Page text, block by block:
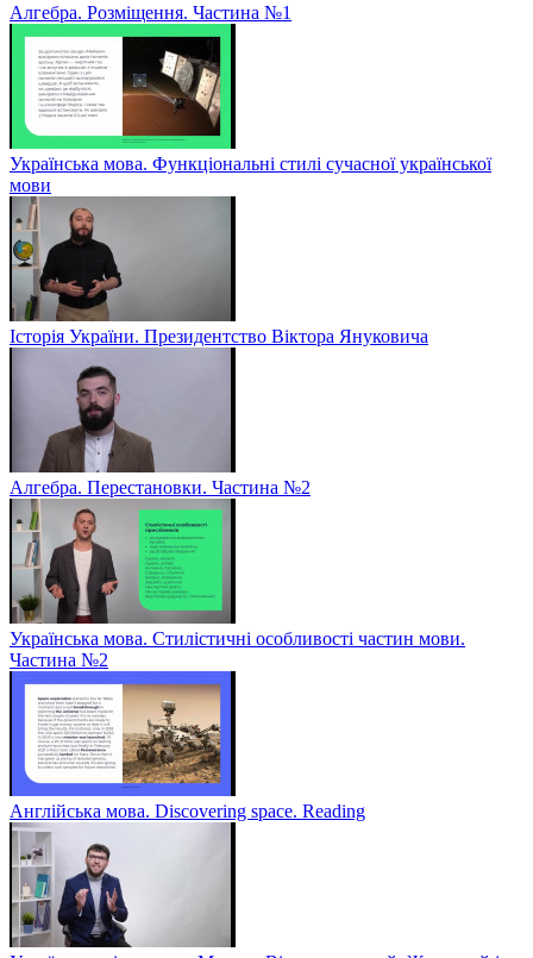
Алгебра. Розміщення. Частина №1
Українська мова. Функціональні стилі сучасної української
мови
Історія України. Президентство Віктора Януковича
Алгебра. Перестановки. Частина №2
Українська мова. Стилістичні особливості частин мови.
Частина №2
Англійська мова. Discovering space. Reading